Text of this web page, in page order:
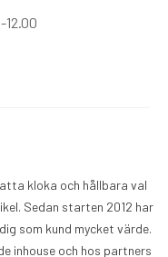
kloka och hållbara val
Sedan starten 2012 har
som kund mycket värde.
inhouse och hos partners